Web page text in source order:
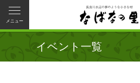
メニュー
イベント一覧